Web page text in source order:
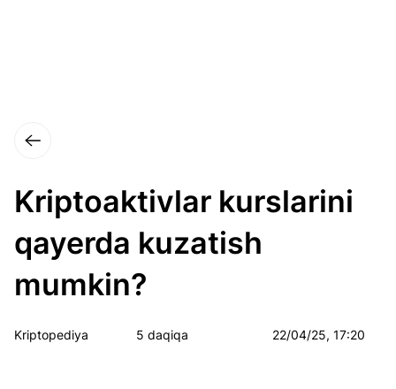
Kriptoaktivlar kurslarini
qayerda kuzatish
mumkin?
Kriptopediya 5 daqiqa 22/04/25, 17:20